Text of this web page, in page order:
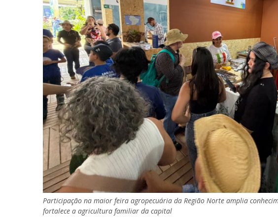
Participação na maior feira agropecuária da Região Norte amplia
fortalece a agricultura familiar da capital